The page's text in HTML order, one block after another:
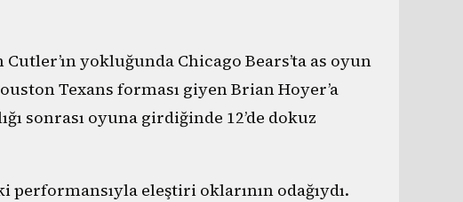
yokluğunda Chicago Bears’ta as oyun
Texans forması giyen Brian Hoyer’a
sonrası oyuna girdiğinde 12’de dokuz
performansıyla eleştiri oklarının odağıydı.